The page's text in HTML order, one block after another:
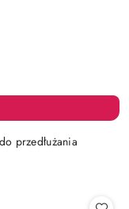
przedłużania